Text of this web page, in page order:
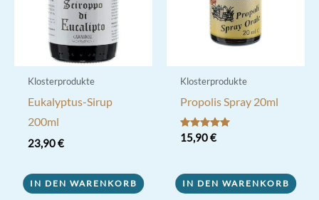
Klosterprodukte
Eukalyptus-Sirup
200ml
23,90€
IN DEN WARENKORB
Klosterprodukte
Propolis Spray 20ml
Bewertet mit
5.00
15,90€
IN DEN WARENKORB